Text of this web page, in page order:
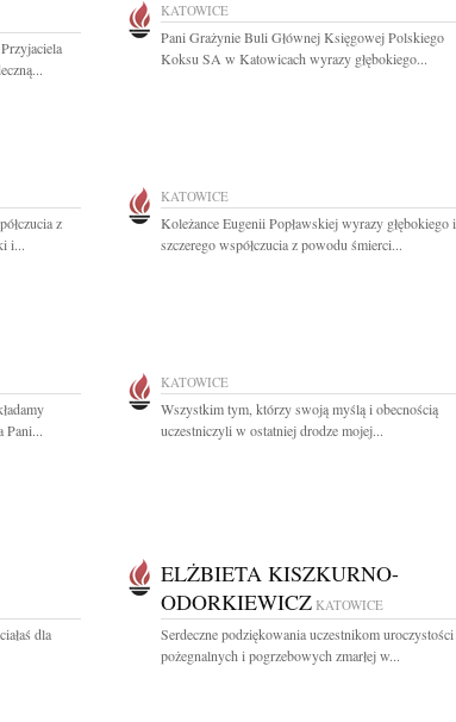
KATOWICE
Pani Grażynie Buli Głównej Księgowej Polskiego
Koksu SA w Katowicach wyrazy głębokiego...
z
i...
KATOWICE
Koleżance Eugenii Popławskiej wyrazy głębokiego i
szczerego współczucia z powodu śmierci...
Pani...
KATOWICE
Wszystkim tym, którzy swoją myślą i obecnością
uczestniczyli w ostatniej drodze mojej...
dla
ELŻBIETA KISZKURNO-
ODORKIEWICZ KATOWICE
Serdeczne podziękowania uczestnikom uroczystości
pożegnalnych i pogrzebowych zmarłej w...